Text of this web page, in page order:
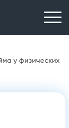
у физических